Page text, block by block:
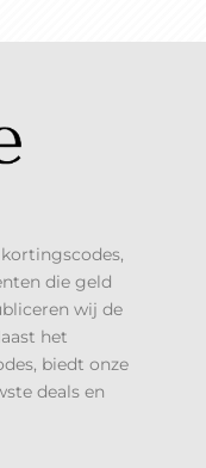
die geld
wij de
het
biedt onze
deals en